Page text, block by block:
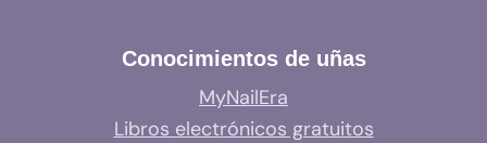
Conocimientos de uñas
MyNailEra
Libros electrónicos gratuitos